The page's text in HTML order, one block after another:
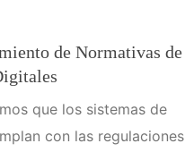
de Normativas de
que los sistemas de
con las regulaciones